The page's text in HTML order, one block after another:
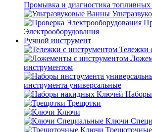
Промывка и диагностика топливных
Электрооборудования
Ручной инструмент
Тележки
инструментом
инструмента универсальные
Трещотки
Ключи
Ключи